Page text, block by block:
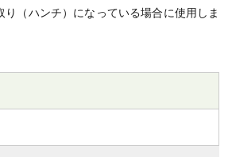
り（ハンチ）になっている場合に使用しま